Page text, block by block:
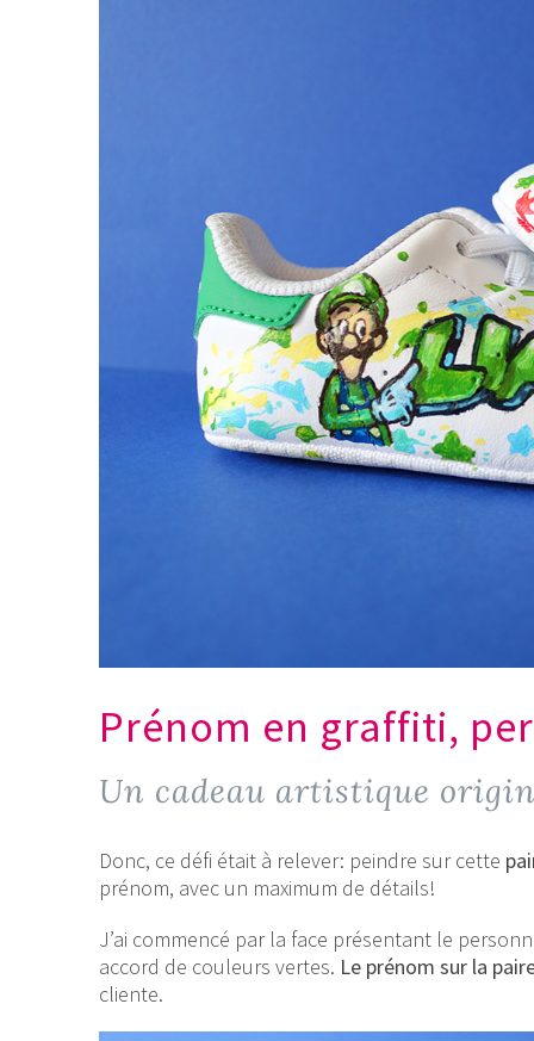
Prénom en graffiti,
Un cadeau artistique
Donc, ce défi était à relever: peindre sur cette
prénom, avec un maximum de détails!
J’ai commencé par la face présentant le
accord de couleurs vertes. Le prénom sur la
cliente.